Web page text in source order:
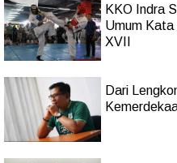
KKO Indra
Umum Kata
XVII
Dari